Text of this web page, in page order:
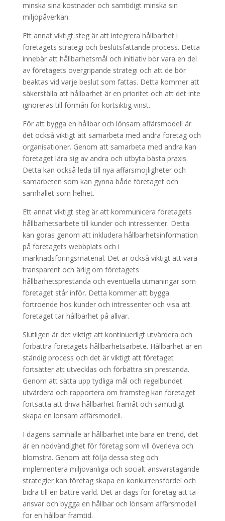
minska sina kostnader och samtidigt minska sin
miljöpåverkan.
Ett annat viktigt steg är att integrera hållbarhet i
företagets strategi och beslutsfattande process. Detta
innebär att hållbarhetsmål och initiativ bör vara en del
av företagets övergripande strategi och att de bör
beaktas vid varje beslut som fattas. Detta kommer att
säkerställa att hållbarhet är en prioritet och att det inte
ignoreras till förmån för kortsiktig vinst.
För att bygga en hållbar och lönsam affärsmodell är
det också viktigt att samarbeta med andra företag och
organisationer. Genom att samarbeta med andra kan
företaget lära sig av andra och utbyta bästa praxis.
Detta kan också leda till nya affärsmöjligheter och
samarbeten som kan gynna både företaget och
samhället som helhet.
Ett annat viktigt steg är att kommunicera företagets
hållbarhetsarbete till kunder och intressenter. Detta
kan göras genom att inkludera hållbarhetsinformation
på företagets webbplats och i
marknadsföringsmaterial. Det är också viktigt att vara
transparent och ärlig om företagets
hållbarhetsprestanda och eventuella utmaningar som
företaget står inför. Detta kommer att bygga
förtroende hos kunder och intressenter och visa att
företaget tar hållbarhet på allvar.
Slutligen är det viktigt att kontinuerligt utvärdera och
förbättra företagets hållbarhetsarbete. Hållbarhet är en
ständig process och det är viktigt att företaget
fortsätter att utvecklas och förbättra sin prestanda.
Genom att sätta upp tydliga mål och regelbundet
utvärdera och rapportera om framsteg kan företaget
fortsätta att driva hållbarhet framåt och samtidigt
skapa en lönsam affärsmodell.
I dagens samhälle är hållbarhet inte bara en trend, det
är en nödvändighet för företag som vill överleva och
blomstra. Genom att följa dessa steg och
implementera miljövänliga och socialt ansvarstagande
strategier kan företag skapa en konkurrensfördel och
bidra till en bättre värld. Det är dags för företag att ta
ansvar och bygga en hållbar och lönsam affärsmodell
för en hållbar framtid.